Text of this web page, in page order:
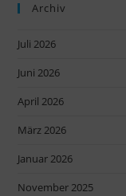
Archiv
Juli 2026
Juni 2026
April 2026
März 2026
Januar 2026
November 2025